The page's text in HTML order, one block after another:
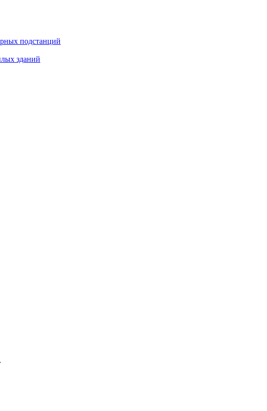
подстанций
зданий